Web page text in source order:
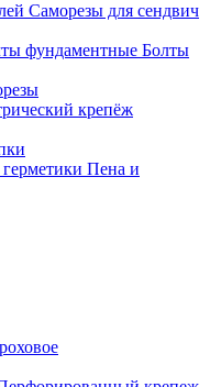
Саморезы для сендвич
Болты
Пена и